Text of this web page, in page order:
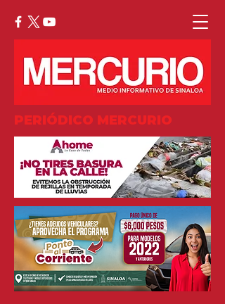
PERIÓDICO MERCURIO